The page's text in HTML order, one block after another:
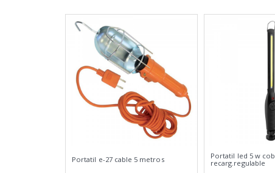
Portatil e-27 cable 5 metros
Portatil led 5 w cob
recarg.regulable